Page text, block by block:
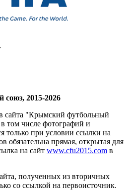
,
2015-2026
сайта "Крымский футбольный
том числе фотографий и
только при условии ссылки на
обязательна прямая, открытая для
на сайт www.cfu2015.com в
полученных из вторичных
со ссылкой на первоисточник.